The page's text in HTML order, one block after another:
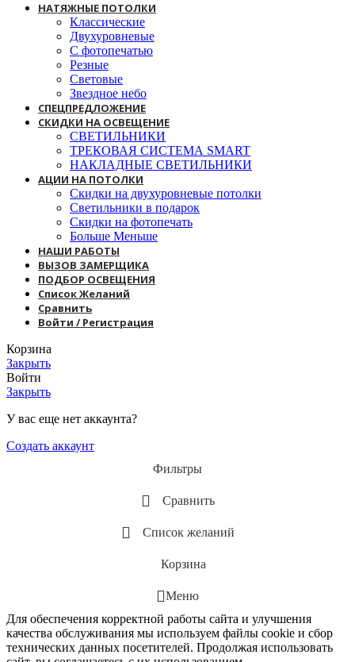
НАТЯЖНЫЕ ПОТОЛКИ
Классические
Двухуровневые
С фотопечатью
Резные
Световые
Звездное небо
СПЕЦПРЕДЛОЖЕНИЕ
СКИДКИ НА ОСВЕЩЕНИЕ
СВЕТИЛЬНИКИ
ТРЕКОВАЯ СИСТЕМА SMART
НАКЛАДНЫЕ СВЕТИЛЬНИКИ
АЦИИ НА ПОТОЛКИ
Скидки на двухуровневые потолки
Светильники в подарок
Скидки на фотопечать
Больше Меньше
НАШИ РАБОТЫ
ВЫЗОВ ЗАМЕРЩИКА
ПОДБОР ОСВЕЩЕНИЯ
Список Желаний
Сравнить
Войти / Регистрация
Корзина
Закрыть
Войти
Закрыть
У вас еще нет аккаунта?
Создать аккаунт
Фильтры
Сравнить
Список желаний
Корзина
Меню
Для обеспечения корректной работы сайта и улучшения
качества обслуживания мы используем файлы cookie и сбор
технических данных посетителей. Продолжая использовать